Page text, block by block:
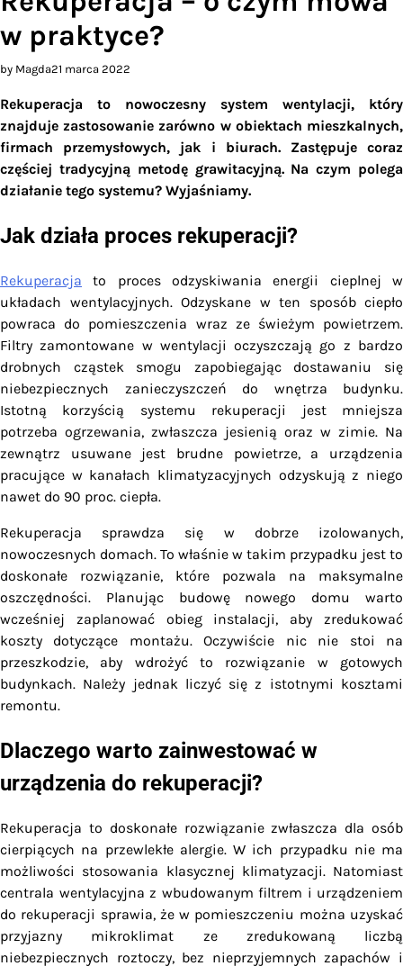
w praktyce?
by Magda21 marca 2022
Rekuperacja to nowoczesny system wentylacji, który
znajduje zastosowanie zarówno w obiektach mieszkalnych,
firmach przemysłowych, jak i biurach. Zastępuje coraz
częściej tradycyjną metodę grawitacyjną. Na czym polega
działanie tego systemu? Wyjaśniamy.
Jak działa proces rekuperacji?
Rekuperacja to proces odzyskiwania energii cieplnej w
układach wentylacyjnych. Odzyskane w ten sposób ciepło
powraca do pomieszczenia wraz ze świeżym powietrzem.
Filtry zamontowane w wentylacji oczyszczają go z bardzo
drobnych cząstek smogu zapobiegając dostawaniu się
niebezpiecznych zanieczyszczeń do wnętrza budynku.
Istotną korzyścią systemu rekuperacji jest mniejsza
potrzeba ogrzewania, zwłaszcza jesienią oraz w zimie. Na
zewnątrz usuwane jest brudne powietrze, a urządzenia
pracujące w kanałach klimatyzacyjnych odzyskują z niego
nawet do 90 proc. ciepła.
Rekuperacja sprawdza się w dobrze izolowanych,
nowoczesnych domach. To właśnie w takim przypadku jest to
doskonałe rozwiązanie, które pozwala na maksymalne
oszczędności. Planując budowę nowego domu warto
wcześniej zaplanować obieg instalacji, aby zredukować
koszty dotyczące montażu. Oczywiście nic nie stoi na
przeszkodzie, aby wdrożyć to rozwiązanie w gotowych
budynkach. Należy jednak liczyć się z istotnymi kosztami
remontu.
Dlaczego warto zainwestować w
urządzenia do rekuperacji?
Rekuperacja to doskonałe rozwiązanie zwłaszcza dla osób
cierpiących na przewlekłe alergie. W ich przypadku nie ma
możliwości stosowania klasycznej klimatyzacji. Natomiast
centrala wentylacyjna z wbudowanym filtrem i urządzeniem
do rekuperacji sprawia, że w pomieszczeniu można uzyskać
przyjazny mikroklimat ze zredukowaną liczbą
niebezpiecznych roztoczy, bez nieprzyjemnych zapachów i